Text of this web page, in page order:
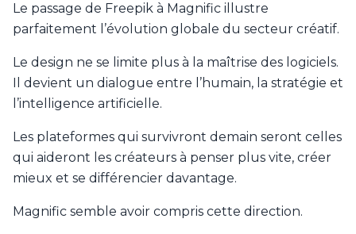
Le passage de Freepik à Magnific illustre
parfaitement l’évolution globale du secteur créatif.
Le design ne se limite plus à la maîtrise des logiciels.
Il devient un dialogue entre l’humain, la stratégie et
l’intelligence artificielle.
Les plateformes qui survivront demain seront celles
qui aideront les créateurs à penser plus vite, créer
mieux et se différencier davantage.
Magnific semble avoir compris cette direction.